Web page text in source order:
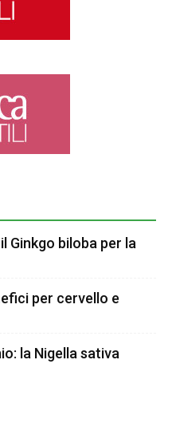
Ginkgo biloba per la
per cervello e
la Nigella sativa